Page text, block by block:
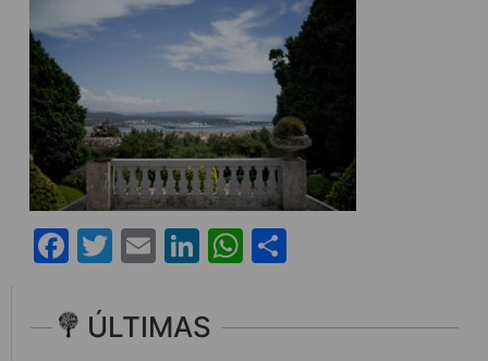
Facebook
Twitter
EmailLinkedIn
WhatsApp
ÚLTIMAS